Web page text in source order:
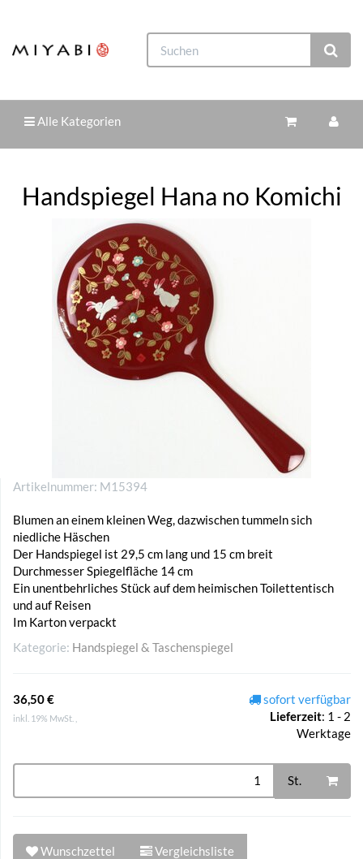
Alle Kategorien
Handspiegel Hana no Komichi
Artikelnummer: M15394
Blumen an einem kleinen Weg, dazwischen tummeln sich
niedliche Häschen
Der Handspiegel ist 29,5 cm lang und 15 cm breit
Durchmesser Spiegelfläche 14 cm
Ein unentbehrliches Stück auf dem heimischen Toilettentisch
und auf Reisen
Im Karton verpackt
Kategorie: Handspiegel & Taschenspiegel
36,50 €
inkl. 19% MwSt. ,
sofort verfügbar
Lieferzeit: 1 - 2
Werktage
St.
Wunschzettel Vergleichsliste